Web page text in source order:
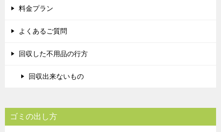
料金プラン
よくあるご質問
回収した不用品の行方
回収出来ないもの
ゴミの出し方